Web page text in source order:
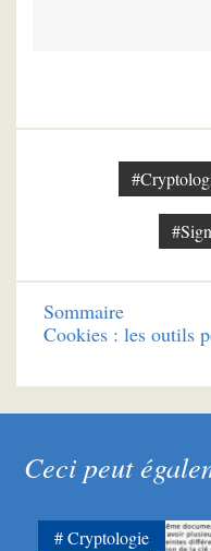
Sommaire
Cookies : les outils
Ceci peut
Cryptologie